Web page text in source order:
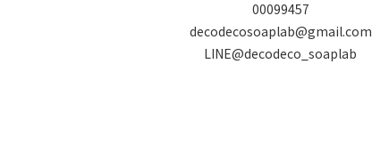
00099457
decodecosoaplab@gmail.com
LINE@decodeco_soaplab